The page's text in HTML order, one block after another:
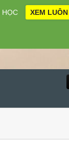
HỌC XEM LUÔN